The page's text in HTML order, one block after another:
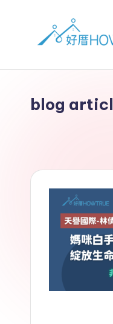
blog